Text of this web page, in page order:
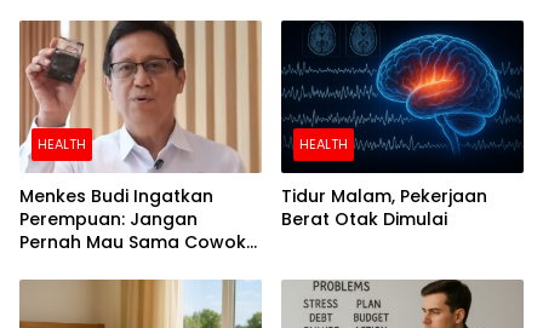
HEALTH
Menkes Budi Ingatkan
Perempuan: Jangan
Pernah Mau Sama Cowok
HEALTH
Tidur Malam, Pekerjaan
Berat Otak Dimulai